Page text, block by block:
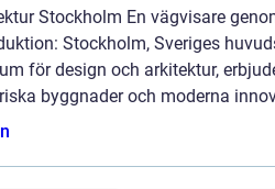
Stockholm En vägvisare
Stockholm, Sveriges
för design och arkitektur,
byggnader och moderna